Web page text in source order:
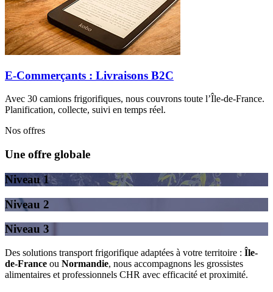
E-Commerçants : Livraisons B2C
Avec 30 camions frigorifiques, nous couvrons toute l’Île-de-France.
Planification, collecte, suivi en temps réel.
Nos offres
Une offre globale
Niveau 1
Niveau 2
Niveau 3
Des solutions transport frigorifique adaptées à votre territoire : Île-
de-France ou Normandie, nous accompagnons les grossistes
alimentaires et professionnels CHR avec efficacité et proximité.